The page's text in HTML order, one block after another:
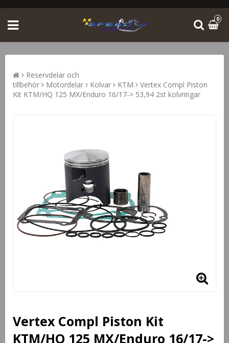
0
Reservdelar och
tillbehör
Motordelar Kolvar KTM
Vertex Compl Piston
Kit KTM/HQ 125 MX/Enduro 16/17-> 53,94 2st kolvringar
Vertex Compl Piston Kit
KTM/HQ 125 MX/Enduro 16/17->